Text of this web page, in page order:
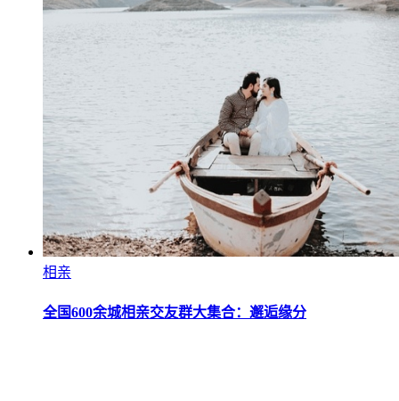
相亲
全国600余城相亲交友群大集合：邂逅缘分